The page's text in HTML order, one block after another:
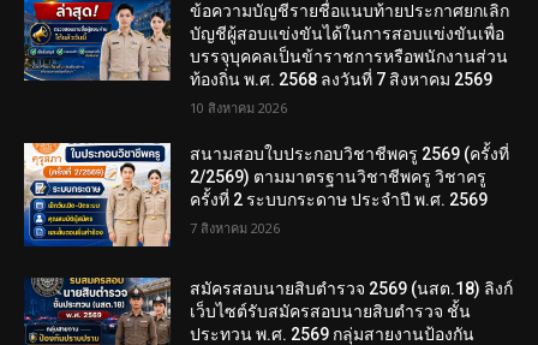
ข้อความบัญชีรายชื่อแนบท้ายประกาศยกเลิก
บัญชีผู้สอบแข่งขันได้ในการสอบแข่งขันเพื่อ
บรรจุบุคคลเป็นข้าราชการหรือพนักงานส่วน
ท้องถิ่น พ.ศ. 2568 ลงวันที่ 7 สิงหาคม 2569
10 สิงหาคม 2026
สนามสอบใบประกอบวิชาชีพครู 2569 (ครั้งที่
2/2569) ตามมาตรฐานวิชาชีพครู วิชาครู
ครั้งที่ 2 ระบบกระดาษ ประจำปี พ.ศ. 2569
7 สิงหาคม 2026
สมัครสอบนายสิบตำรวจ 2569 (นสต.18) ลิงก์
เว็บไซต์รับสมัครสอบนายสิบตำรวจ ชั้น
ประทวน พ.ศ. 2569 กลุ่มสายงานป้องกัน